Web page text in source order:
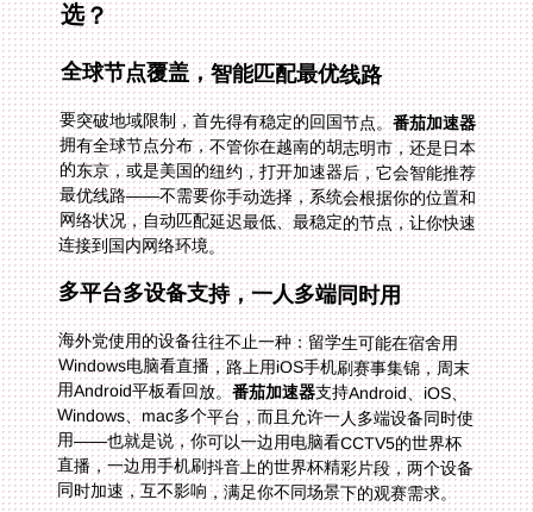
选？
全球节点覆盖，智能匹配最优线路
要突破地域限制，首先得有稳定的回国节点。番茄加速器
拥有全球节点分布，不管你在越南的胡志明市，还是日本
的东京，或是美国的纽约，打开加速器后，它会智能推荐
最优线路——不需要你手动选择，系统会根据你的位置和
网络状况，自动匹配延迟最低、最稳定的节点，让你快速
连接到国内网络环境。
多平台多设备支持，一人多端同时用
海外党使用的设备往往不止一种：留学生可能在宿舍用
Windows电脑看直播，路上用iOS手机刷赛事集锦，周末
用Android平板看回放。番茄加速器支持Android、iOS、
Windows、mac多个平台，而且允许一人多端设备同时使
用——也就是说，你可以一边用电脑看CCTV5的世界杯
直播，一边用手机刷抖音上的世界杯精彩片段，两个设备
同时加速，互不影响，满足你不同场景下的观赛需求。